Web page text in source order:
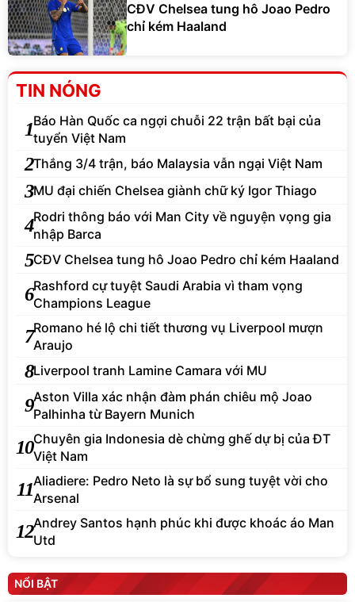
CĐV Chelsea tung hô Joao Pedro
chỉ kém Haaland
TIN NÓNG
1Báo Hàn Quốc ca ngợi chuỗi 22 trận bất bại của
tuyển Việt Nam
2Thắng 3/4 trận, báo Malaysia vẫn ngại Việt Nam
3MU đại chiến Chelsea giành chữ ký Igor Thiago
4Rodri thông báo với Man City về nguyện vọng gia
nhập Barca
5CĐV Chelsea tung hô Joao Pedro chỉ kém Haaland
6Rashford cự tuyệt Saudi Arabia vì tham vọng
Champions League
7Romano hé lộ chi tiết thương vụ Liverpool mượn
Araujo
8Liverpool tranh Lamine Camara với MU
9Aston Villa xác nhận đàm phán chiêu mộ Joao
Palhinha từ Bayern Munich
10Chuyên gia Indonesia dè chừng ghế dự bị của ĐT
Việt Nam
11Aliadiere: Pedro Neto là sự bổ sung tuyệt vời cho
Arsenal
12Andrey Santos hạnh phúc khi được khoác áo Man
Utd
NỔI BẬT